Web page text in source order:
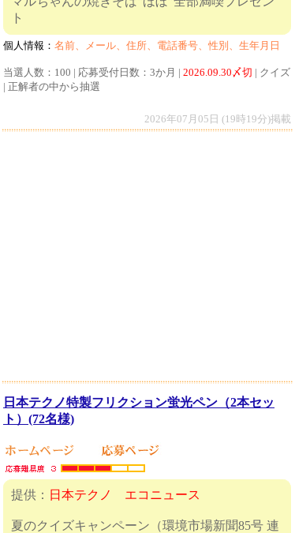
ト
個人情報： 名前、メール、住所、電話番号、性別、生年月日
当選人数：100 | 応募受付日数：3か月 | 2026.09.30〆切 | クイズ
| 正解者の中から抽選
2026年07月05日 (19時19分)掲載
日本テクノ特製フリクション蛍光ペン（2本セッ
ト）(72名様)
提供： 日本テクノ エコニュース
夏のクイズキャンペーン（環境市場新聞85号 連